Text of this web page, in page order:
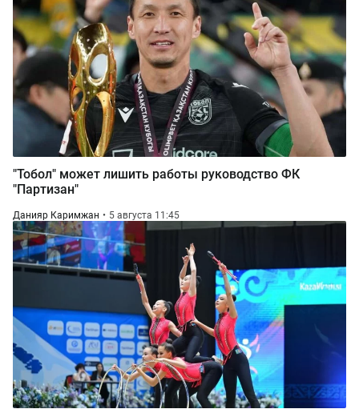
"Тобол" может лишить работы руководство ФК
"Партизан"
Данияр Каримжан 5 августа 11:45